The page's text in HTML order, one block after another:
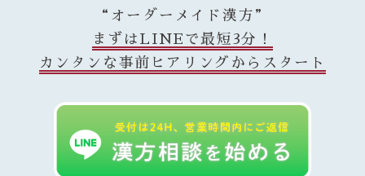
“オーダーメイド漢方”
まずはLINEで最短3分！
カンタンな事前ヒアリングからスタート